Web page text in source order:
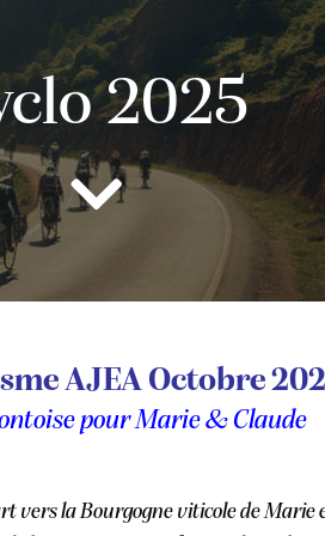
2025
AJEA Octobre
pour Marie & Claude
vers la Bourgogne viticolede Marie